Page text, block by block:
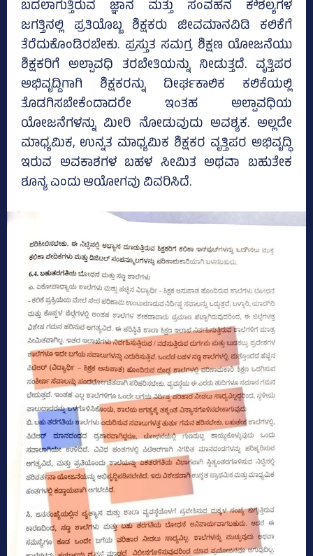
ಬದಲಾಗುತ್ತಿರುವ ಜ್ಞಾನ ಮತ್ತು ಸಂವಹನ ಕೌಶಲ್ಯಗಳ
ಜಗತ್ತಿನಲ್ಲಿ ಪ್ರತಿಯೊಬ್ಬ ಶಿಕ್ಷಕರು ಜೀವಮಾನವಿಡಿ ಕಲಿಕೆಗೆ
ತೆರೆದುಕೊಂಡಿರಬೇಕು. ಪ್ರಸ್ತುತ ಸಮಗ್ರ ಶಿಕ್ಷಣ ಯೋಜನೆಯು
ಶಿಕ್ಷಕರಿಗೆ ಅಲ್ಪಾವಧಿ ತರಬೇತಿಯನ್ನು ನೀಡುತ್ತದೆ. ವೃತ್ತಿಪರ
ಅಭಿವೃದ್ದಿಗಾಗಿ ಶಿಕ್ಷಕರನ್ನು ದೀರ್ಘಕಾಲಿಕ ಕಲಿಕೆಯಲ್ಲಿ
ತೊಡಗಿಸಬೇಕೆಂದಾದರೇ ಇಂತಹ ಅಲ್ಪಾವಧಿಯ
ಯೋಜನೆಗಳನ್ನು ಮೀರಿ ನೋಡುವುದು ಅವಶ್ಯಕ. ಅಲ್ಲದೇ
ಮಾಧ್ಯಮಿಕ, ಉನ್ನತ ಮಾಧ್ಯಮಿಕ ಶಿಕ್ಷಕರ ವೃತ್ತಿಪರ ಅಭಿವೃದ್ಧಿ
ಇರುವ ಅವಕಾಶಗಳ ಬಹಳ ಸೀಮಿತ ಅಥವಾ ಬಹುತೇಕ
ಶೂನ್ಯ ಎಂದು ಆಯೋಗವು ವಿವರಿಸಿದೆ.